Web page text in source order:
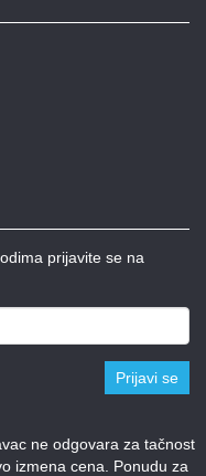
prijavite se na
Prijavi se
ne odgovara za tačnost
izmena cena. Ponudu za